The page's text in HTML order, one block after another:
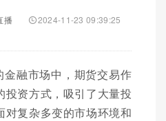
播 2024-11-23 09:39:25
融市场中，期货交易作
投资方式，吸引了大量投
对复杂多变的市场环境和